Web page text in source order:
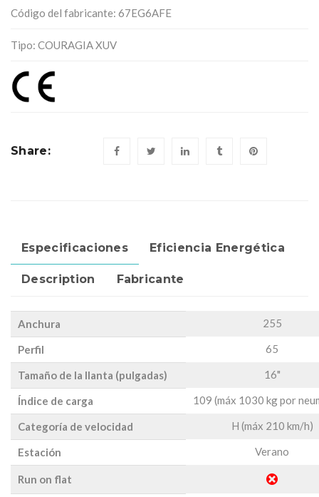
Código del fabricante: 67EG6AFE
Tipo: COURAGIA XUV
Share:
Especificaciones Eficiencia Energética
Description Fabricante
Anchura 255
Perfil 65
Tamaño de la llanta (pulgadas) 16"
Índice de carga 109 (máx 1030 kg por
Categoría de velocidad H (máx 210 km/h)
Estación Verano
Run on flat